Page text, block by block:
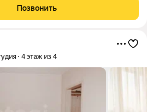
Любови Шевцовой, 59Б. Если вы
в
Позвонить
4 этаж из 4